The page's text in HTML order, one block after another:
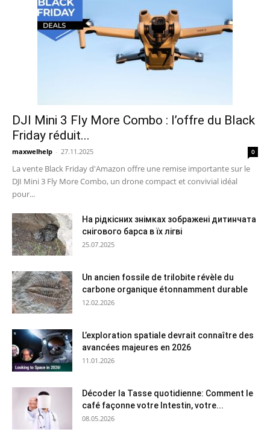
DJI Mini 3 Fly More Combo : l’offre du Black
Friday réduit...
maxwelhelp - 27.11.2025 0
La vente Black Friday d'Amazon offre une remise importante sur le
DJI Mini 3 Fly More Combo, un drone compact et convivial idéal
pour...
На рідкісних знімках зображені дитинчата
снігового барса в їх лігві
25.07.2025
Un ancien fossile de trilobite révèle du
carbone organique étonnamment durable
12.02.2026
L’exploration spatiale devrait connaître des
avancées majeures en 2026
11.01.2026
Décoder la Tasse quotidienne: Comment le
café façonne votre Intestin, votre...
08.05.2026